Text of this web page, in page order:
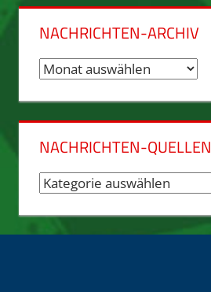
NACHRICHTEN-ARCHIV
Nachrichten-
NACHRICHTEN-QUELLEN
Nachrichten-